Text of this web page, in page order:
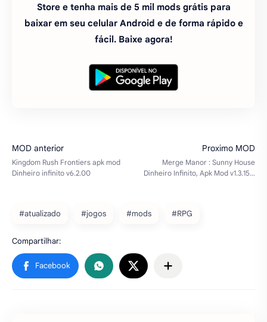
Store e tenha mais de 5 mil mods grátis para
baixar em seu celular Android e de forma rápido e
fácil. Baixe agora!
#atualizado #jogos #mods #RPG